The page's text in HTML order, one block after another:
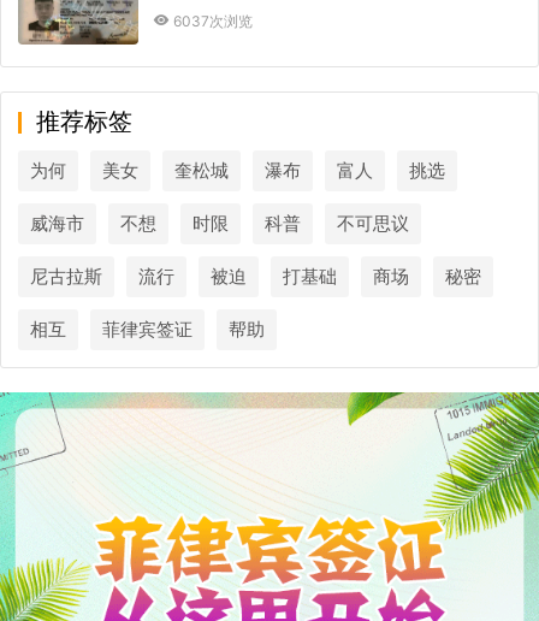
6037次浏览
推荐标签
为何 美女 奎松城 瀑布 富人 挑选
威海市 不想 时限 科普 不可思议
尼古拉斯 流行 被迫 打基础 商场 秘密
相互 菲律宾签证 帮助